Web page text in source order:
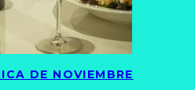
DE NOVIEMBRE